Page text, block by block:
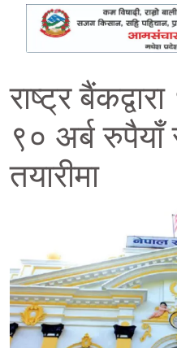
राष्ट्र
९० अर्ब
तयारीमा